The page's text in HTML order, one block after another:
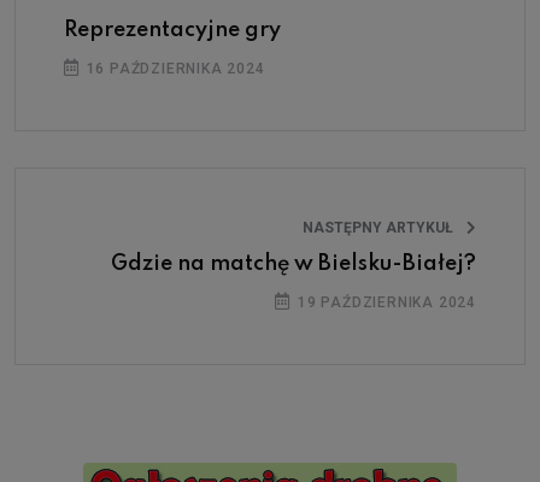
Reprezentacyjne gry
16 PAŹDZIERNIKA 2024
NASTĘPNY ARTYKUŁ
Gdzie na matchę w Bielsku-Białej?
19 PAŹDZIERNIKA 2024